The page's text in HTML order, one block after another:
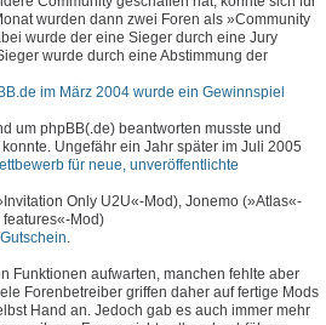
wurden dann zwei Foren als »Community
wurde der eine Sieger durch eine Jury
wurde durch eine Abstimmung der
im März 2004 wurde ein Gewinnspiel
um phpBB(.de) beantworten musste und
Ungefähr ein Jahr später im Juli 2005
für neue, unveröffentlichte
Only U2U«-Mod), Jonemo (»Atlas«-
features«-Mod)
.
Funktionen aufwarten, manchen fehlte aber
Forenbetreiber griffen daher auf fertige Mods
Hand an. Jedoch gab es auch immer mehr